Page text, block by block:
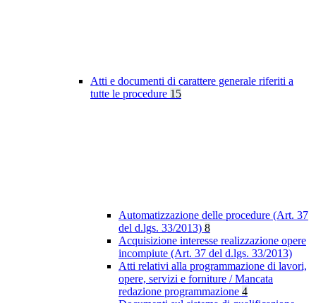
Atti e documenti di carattere generale riferiti a
tutte le procedure 15
Automatizzazione delle procedure (Art. 37
del d.lgs. 33/2013) 8
Acquisizione interesse realizzazione opere
incompiute (Art. 37 del d.lgs. 33/2013)
Atti relativi alla programmazione di lavori,
opere, servizi e forniture / Mancata
redazione programmazione 4